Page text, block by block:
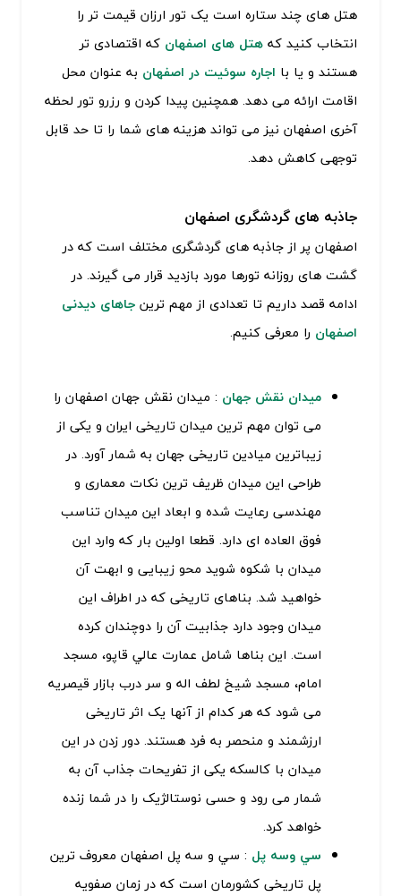
هتل های چند ستاره است یک تور ارزان قیمت تر را
انتخاب کنید کههتل های اصفهانکه اقتصادی تر
هستند و یا با اجاره سوئیت در اصفهانبه عنوان محل
اقامت ارائه می دهد. همچنین پیدا کردن و رزرو تور لحظه
آخری اصفهان نیز می تواند هزینه های شما را تا حد قابل
توجهی کاهش دهد.
جاذبه های گردشگری اصفهان
اصفهان پر از جاذبه های گردشگری مختلف است که در
گشت های روزانه تورها مورد بازدید قرار می گیرند. در
ادامه قصد داریم تا تعدادی از مهم ترینجاهای دیدنی
اصفهانرا معرفی کنیم.
میدان نقش جهان: میدان نقش جهان اصفهان را
می توان مهم ترین میدان تاریخی ایران و یکی از
زیباترین میادین تاریخی جهان به شمار آورد. در
طراحی این میدان ظریف ترین نکات معماری و
مهندسی رعایت شده و ابعاد این میدان تناسب
فوق العاده ای دارد. قطعا اولین بار که وارد این
میدان با شکوه شوید محو زیبایی و ابهت آن
خواهید شد. بناهای تاریخی که در اطراف این
میدان وجود دارد جذابیت آن را دوچندان کرده
است. این بناها شامل عمارت عالي قاپو، مسجد
امام، مسجد شيخ لطف اله و سر درب بازار قيصريه
می شود که هر کدام از آنها یک اثر تاریخی
ارزشمند و منحصر به فرد هستند. دور زدن در این
میدان با کالسکه یکی از تفریحات جذاب آن به
شمار می رود و حسی نوستالژیک را در شما زنده
خواهد کرد.
سي وسه پل: سي و سه پل اصفهان معروف ترین
پل تاریخی کشورمان است که در زمان صفویه